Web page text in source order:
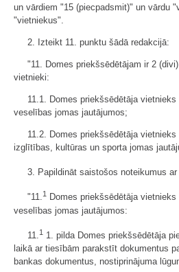
un vārdiem "15 (piecpadsmit)" un vārdu
"vietniekus".
2. Izteikt 11. punktu šādā redakcijā:
"11. Domes priekšsēdētājam ir 2
vietnieki:
11.1. Domes priekšsēdētāja
veselības jomas jautājumos;
11.2. Domes priekšsēdētāja
izglītības, kultūras un sporta jomas
3. Papildināt saistošos noteikumus ar
"11.1
Domes priekšsēdētāja
veselības jomas jautājumos:
11. 1 1. pilda Domes priekšsēdētāja
laikā ar tiesībām parakstīt dokumentus
bankas dokumentus, nostiprinājuma